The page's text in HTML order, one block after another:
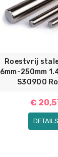
Roestvrij
6mm-250mm
S30900
€
DETAILS